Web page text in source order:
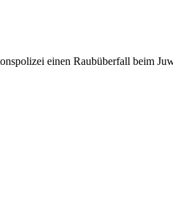
einen Raubüberfall beim